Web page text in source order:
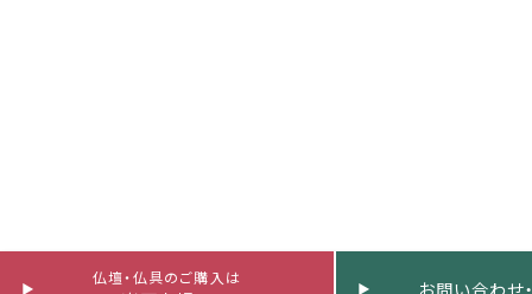
仏壇・仏具のご購入は お問い合わせ